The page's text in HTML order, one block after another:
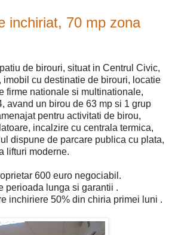
inchiriat, 70 mp zona
de birouri, situat in Centrul Civic,
imobil cu destinatie de birouri, locatie
firme nationale si multinationale,
avand un birou de 63 mp si 1 grup
pentru activitati de birou,
incalzire cu centrala termica,
dispune de parcare publica cu plata,
lifturi moderne.
600 euro negociabil.
perioada lunga si garantii .
inchiriere 50% din chiria primei luni .